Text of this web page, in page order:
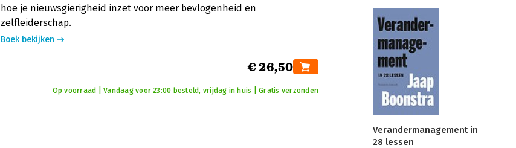
hoe je nieuwsgierigheid inzet voor meer bevlogenheid en
zelfleiderschap.
Boek bekijken
€ 26,50
Op voorraad | Vandaag voor 23:00 besteld, vrijdag in huis | Gratis verzonden
Verandermanagement in
28 lessen